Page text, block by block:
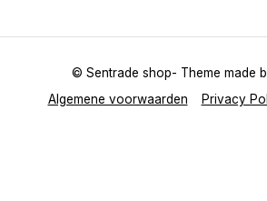
Algemene voorwaarden Privacy
© Sentrade shop- Theme made